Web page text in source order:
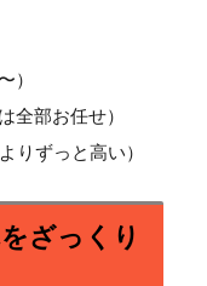
）
全部お任せ）
りずっと高い）
ざっくり